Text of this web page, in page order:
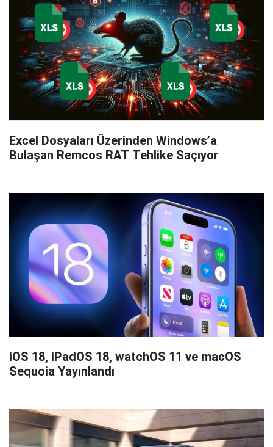
Excel Dosyaları Üzerinden Windows’a
Bulaşan Remcos RAT Tehlike Saçıyor
iOS 18, iPadOS 18, watchOS 11 ve macOS
Sequoia Yayınlandı